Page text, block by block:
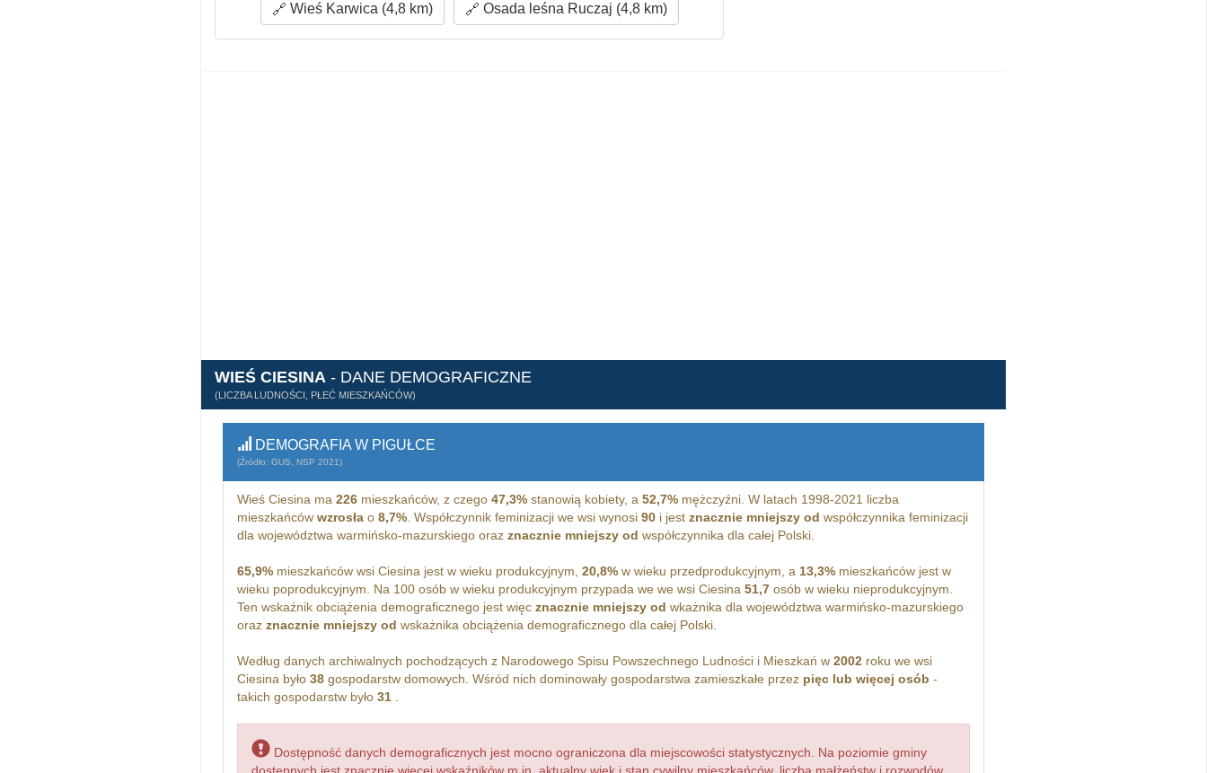
Wieś Karwica (4,8 km) Osada leśna Ruczaj (4,8 km)
WIEŚ CIESINA - DANE DEMOGRAFICZNE
(LICZBA LUDNOŚCI, PŁEĆ MIESZKAŃCÓW)
DEMOGRAFIA W PIGUŁCE
(Źródło: GUS, NSP 2021)
Wieś Ciesina ma 226mieszkańców, z czego 47,3%stanowią kobiety, a 52,7%mężczyźni. W latach 1998-2021 liczba
mieszkańców wzrosłao 8,7%. Współczynnik feminizacji we wsi wynosi 90i jest znacznie mniejszy od współczynnika feminizacji
dla województwa warmińsko-mazurskiego oraz znacznie mniejszy od współczynnika dla całej Polski.
65,9%mieszkańców wsi Ciesina jest w wieku produkcyjnym, 20,8%w wieku przedprodukcyjnym, a 13,3%mieszkańców jest w
wieku poprodukcyjnym. Na 100 osób w wieku produkcyjnym przypada we we wsi Ciesina 51,7osób w wieku nieprodukcyjnym.
Ten wskaźnik obciążenia demograficznego jest więc znacznie mniejszy od wkażnika dla województwa warmińsko-mazurskiego
oraz znacznie mniejszy od wskażnika obciążenia demograficznego dla całej Polski.
Według danych archiwalnych pochodzących z Narodowego Spisu Powszechnego Ludności i Mieszkań w 2002roku we wsi
Ciesina było 38gospodarstw domowych. Wśród nich dominowały gospodarstwa zamieszkałe przez pięc lub więcej osób -
takich gospodarstw było 31.
Dostępność danych demograficznych jest mocno ograniczona dla miejscowości statystycznych. Na poziomie gminy